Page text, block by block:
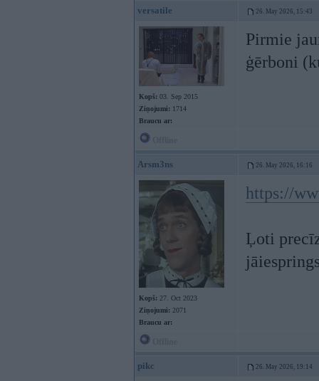
versatile 26. May 2026, 15:43
Kopš: 03. Sep 2015
Ziņojumi: 1714
Braucu ar:
Pirmie
ģērboni
Arsm3ns 26. May 2026, 16:16
Kopš: 27. Oct 2023
Ziņojumi: 2071
Braucu ar:
https://
Ļoti
pikc 26. May 2026, 19:14